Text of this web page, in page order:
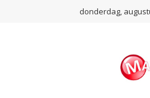
donderdag,